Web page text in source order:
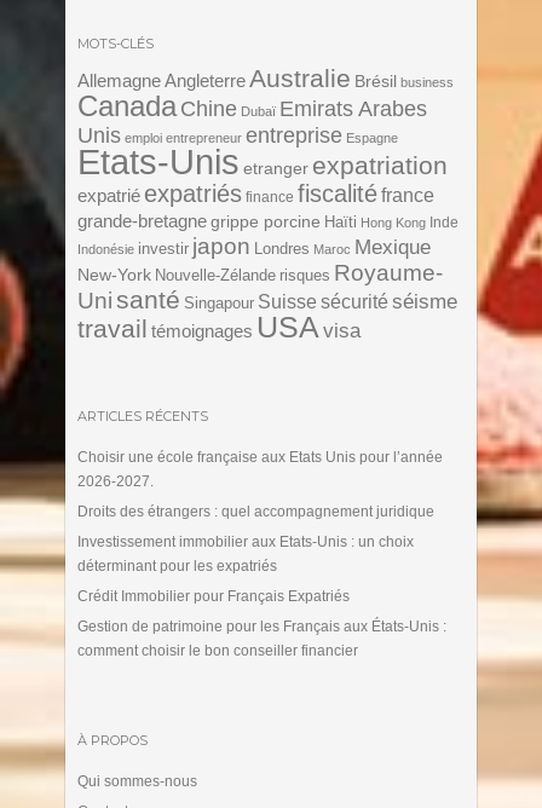
MOTS-CLÉS
Allemagne AngleterreAustralie Brésil business
Canada Chine Dubaï Emirats Arabes
Unis emploi entrepreneur entreprise Espagne
Etats-Unis etranger expatriation
expatrié expatriés finance fiscalitéfrance
grande-bretagne grippe porcine Haïti Hong Kong Inde
Indonésie investir japon Londres Maroc Mexique
New-York Nouvelle-Zélande risques Royaume-
Unisanté Singapour Suisse sécurité séisme
travail témoignages USA visa
ARTICLES RÉCENTS
Choisir une école française aux Etats Unis pour l’année
2026-2027.
Droits des étrangers : quel accompagnement juridique
Investissement immobilier aux Etats-Unis : un choix
déterminant pour les expatriés
Crédit Immobilier pour Français Expatriés
Gestion de patrimoine pour les Français aux États-Unis :
comment choisir le bon conseiller financier
À PROPOS
Qui sommes-nous